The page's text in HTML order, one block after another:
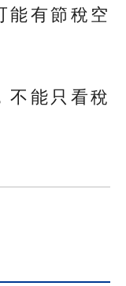
能有節稅空
不能只看稅